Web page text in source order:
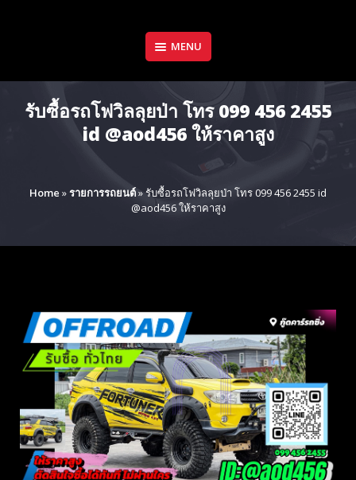
MENU
รับซื้อรถโฟวิลลุยป่า โทร 099 456 2455
id @aod456 ให้ราคาสูง
Home »รายการรถยนต์»รับซื้อรถโฟวิลลุยป่า โทร 099 456 2455 id
@aod456 ให้ราคาสูง